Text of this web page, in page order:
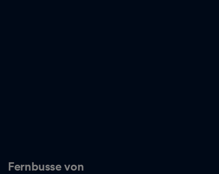
Fernbusse von